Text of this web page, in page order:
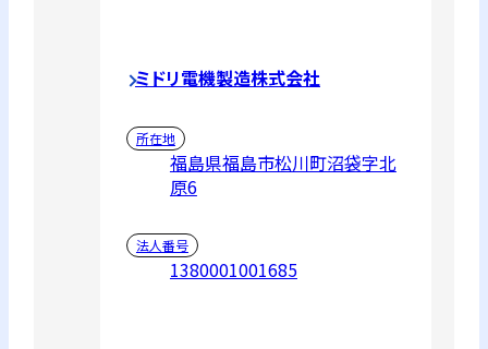
ミドリ電機製造株式会社
所在地
福島県福島市松川町沼袋字北
原6
法人番号
1380001001685